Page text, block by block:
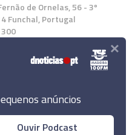
de Ornelas, 56 - 3º
Funchal, Portugal
App
anúncios
Ouvir Podcast
×